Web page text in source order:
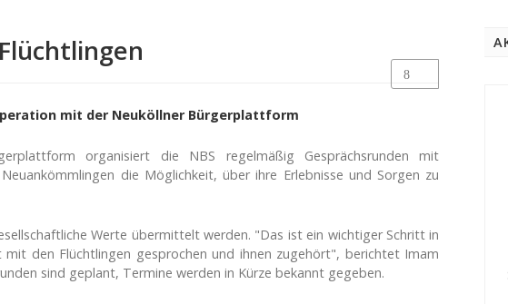
mit der Neuköllner Bürgerplattform
organisiert die NBS regelmäßig Gesprächsrunden mit
die Möglichkeit, über ihre Erlebnisse und Sorgen zu
Werte übermittelt werden. "Das ist ein wichtiger Schritt in
den Flüchtlingen gesprochen und ihnen zugehört", berichtet Imam
sind geplant, Termine werden in Kürze bekannt gegeben.